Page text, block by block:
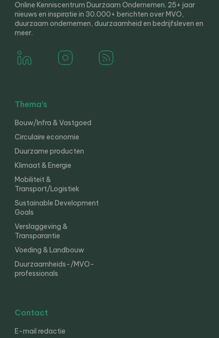
Online Kenniscentrum Duurzaam Ondernemen. 25+ jaar
nieuws en inspiratie in 30.000+ berichten over MVO,
duurzaam ondernemen, duurzaamheid en bedrijfsleven en
meer.
Thema’s
Bouw/Infra & Vastgoed
Circulaire economie
Duurzame producten
Klimaat & Energie
Mobiliteit &
Transport/Logistiek
Sustainable Development
Goals
Verslaggeving &
Transparantie
Voeding & Landbouw
Duurzaamheids-/MVO-
professionals
Contact
E-mail redactie